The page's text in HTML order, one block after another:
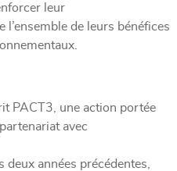
leur
de leurs bénéfices
PACT3, une action portée
avec
deux années précédentes,